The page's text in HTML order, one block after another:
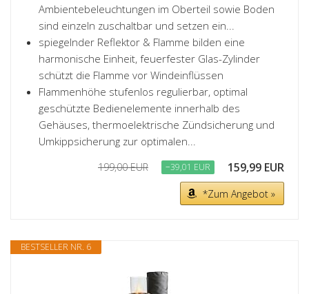
Ambientebeleuchtungen im Oberteil sowie Boden
sind einzeln zuschaltbar und setzen ein...
spiegelnder Reflektor & Flamme bilden eine
harmonische Einheit, feuerfester Glas-Zylinder
schützt die Flamme vor Windeinflüssen
Flammenhöhe stufenlos regulierbar, optimal
geschützte Bedienelemente innerhalb des
Gehäuses, thermoelektrische Zündsicherung und
Umkippsicherung zur optimalen...
199,00 EUR −39,01 EUR 159,99 EUR
*Zum Angebot »
BESTSELLER NR. 6